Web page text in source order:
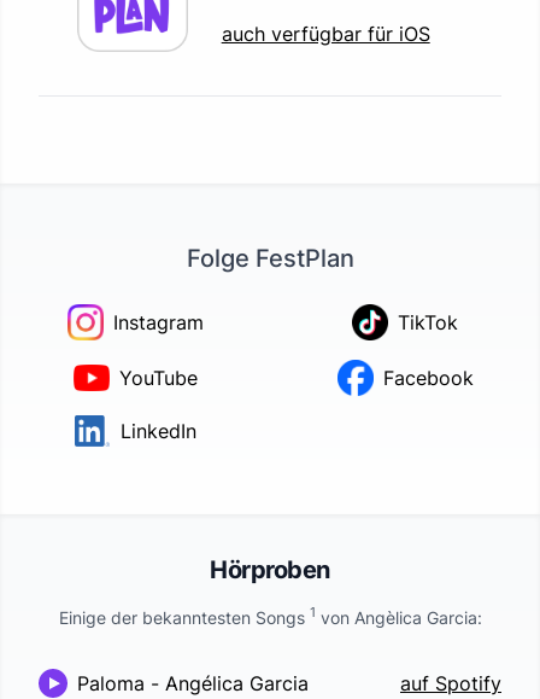
auch verfügbar für iOS
Folge FestPlan
Instagram TikTok
YouTube Facebook
LinkedIn
Hörproben
Einige der bekanntesten Songs 1 von Angèlica Garcia:
Paloma - Angélica Garcia
auf Spotify